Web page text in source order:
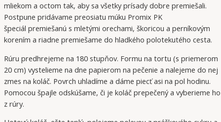
mliekom a octom tak, aby sa všetky prísady dobre premiešali.
Postpune pridávame preosiatu múku Promix PK
špeciál premiešanú s mletými orechami, škoricou a perníkovým
korením a riadne premiešame do hladkého polotekutého cesta.
Rúru predhrejeme na 180 stupňov. Formu na tortu (s priemerom
20 cm) vystelieme na dne papierom na pečenie a nalejeme do nej
zmes na koláč. Povrch uhladíme a dáme piecť asi na pol hodinu.
Pomocou špajle odskúšame, či je koláč prepečený a vyberieme ho
z rúry.